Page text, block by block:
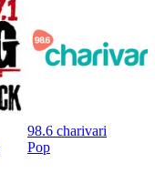
98.6 charivari
Pop